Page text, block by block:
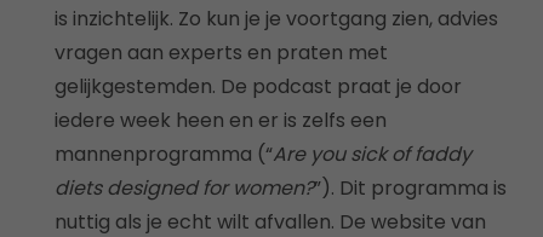
is inzichtelijk. Zo kun je je voortgang zien, advies
vragen aan experts en praten met
gelijkgestemden. De podcast praat je door
iedere week heen en er is zelfs een
mannenprogramma (“Are you sick of faddy
diets designed for women?”). Dit programma is
nuttig als je echt wilt afvallen. De website van